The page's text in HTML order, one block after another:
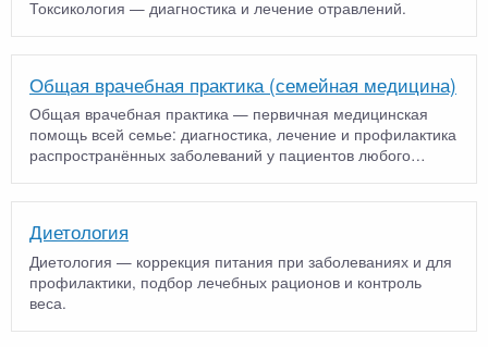
Токсикология — диагностика и лечение отравлений.
Общая врачебная практика (семейная медицина)
Общая врачебная практика — первичная медицинская
помощь всей семье: диагностика, лечение и профилактика
распространённых заболеваний у пациентов любого
Диетология
Диетология — коррекция питания при заболеваниях и для
профилактики, подбор лечебных рационов и контроль
веса.